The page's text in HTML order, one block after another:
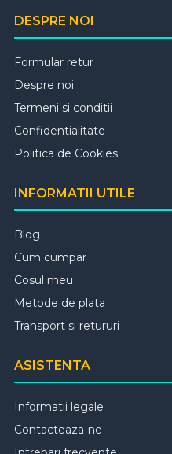
DESPRE NOI
Formular retur
Despre noi
Termeni si conditii
Confidentialitate
Politica de Cookies
INFORMATII UTILE
Blog
Cum cumpar
Cosul meu
Metode de plata
Transport si retururi
ASISTENTA
Informatii legale
Contacteaza-ne